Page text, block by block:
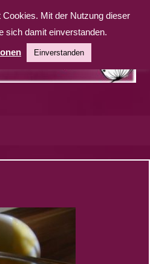
Mit der Nutzung dieser
sich damit einverstanden.
Einverstanden